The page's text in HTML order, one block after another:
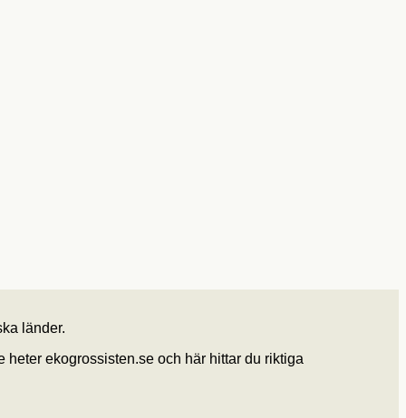
länder.
ekogrossisten.se och här hittar du riktiga